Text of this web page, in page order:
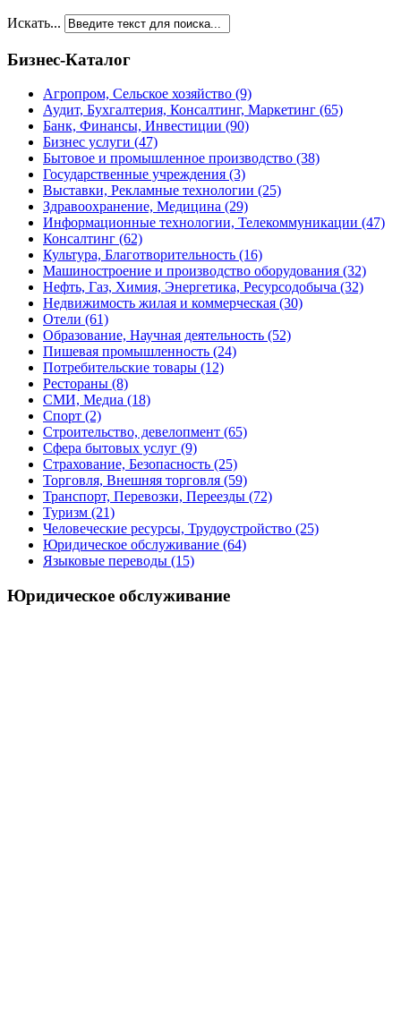
Искать...
Бизнес-Каталог
Агропром, Сельское хозяйство (9)
Аудит, Бухгалтерия, Консалтинг, Маркетинг (65)
Банк, Финансы, Инвестиции (90)
Бизнес услуги (47)
Бытовое и промышленное производство (38)
Государственные учреждения (3)
Выставки, Рекламные технологии (25)
Здравоохранение, Медицина (29)
Информационные технологии, Телекоммуникации (47)
Консалтинг (62)
Культура, Благотворительность (16)
Машиностроение и производство оборудования (32)
Нефть, Газ, Химия, Энергетика, Ресурсодобыча (32)
Недвижимость жилая и коммерческая (30)
Отели (61)
Образование, Научная деятельность (52)
Пишевая промышленность (24)
Потребительские товары (12)
Рестораны (8)
СМИ, Медиа (18)
Спорт (2)
Строительство, девелопмент (65)
Сфера бытовых услуг (9)
Страхование, Безопасность (25)
Торговля, Внешняя торговля (59)
Транспорт, Перевозки, Переезды (72)
Туризм (21)
Человеческие ресурсы, Трудоустройство (25)
Юридическое обслуживание (64)
Языковые переводы (15)
Юридическое обслуживание